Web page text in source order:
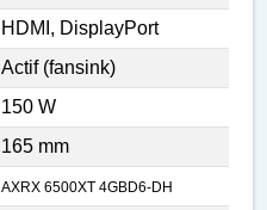
HDMI, DisplayPort
Actif (fansink)
150 W
165 mm
AXRX 6500XT 4GBD6-DH